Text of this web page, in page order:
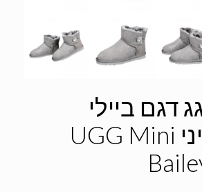
דגם ביילי
כפתור מיני UGG Mini